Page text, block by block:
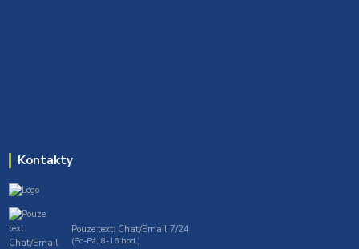
Kontakty
Pouze text: Chat/Email 7/24
(Po-Pá, 8-16 hod.)